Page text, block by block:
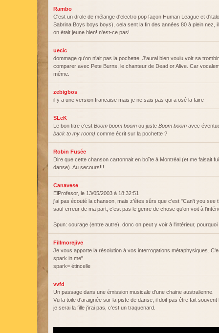
Rambo
C'est un drole de mélange d'electro pop façon Human League et
Sabrina Boys boys boys), cela sent la fin des années 80 à plein nez,
on était jeune hien! n'est-ce pas!
uecic
dommage qu'on n'ait pas la pochette. J'aurai bien voulu voir sa
comparer avec Pete Burns, le chanteur de Dead or Alive. Car
même.
zebigbos
il y a une version francaise mais je ne sais pas qui a osé la faire
SLeK
Le bon titre c'est Boom boom boom ou juste Boom boom avec
back to my room) comme écrit sur la pochette ?
Robin Fusée
Dire que cette chanson cartonnait en boîte à Montréal (et me faisait
danse). Au secours!!!
Canavese
ElProfesor, le 13/05/2003 à 18:32:51
j'ai pas écouté la chanson, mais z'êtes sûrs que c'est "Can't you see
sauf erreur de ma part, c'est pas le genre de chose qu'on voit à
Spun: courage (entre autre), donc on peut y voir à l'intérieur,
Fillmorejive
Je vous apporte la résolution à vos interrogations métaphysiques.
spark in me"
spark= étincelle
vvfd
Un passage dans une émission musicale d'une chaine australienne.
Vu la toile d'araignée sur la piste de danse, il doit pas être fait
je serai la fille j'irai pas, c'est un traquenard.